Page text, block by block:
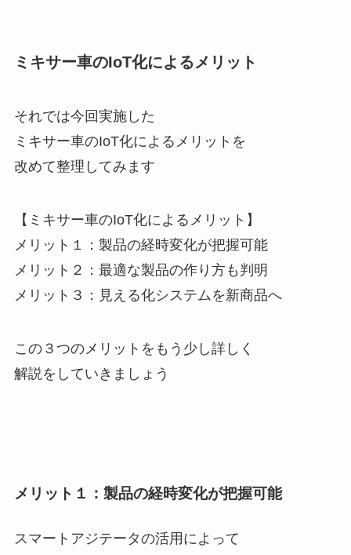
ミキサー車のIoT化によるメリット
それでは今回実施した
ミキサー車のIoT化によるメリットを
改めて整理してみます
【ミキサー車のIoT化によるメリット】
メリット１：製品の経時変化が把握可能
メリット２：最適な製品の作り方も判明
メリット３：見える化システムを新商品へ
この３つのメリットをもう少し詳しく
解説をしていきましょう
メリット１：製品の経時変化が把握可能
スマートアジテータの活用によって